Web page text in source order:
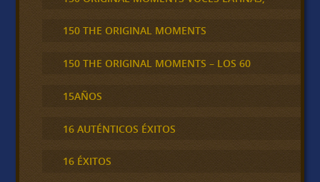
150 THE ORIGINAL MOMENTS
150 THE ORIGINAL MOMENTS – LOS 60
15AÑOS
16 AUTÉNTICOS ÉXITOS
16 ÉXITOS